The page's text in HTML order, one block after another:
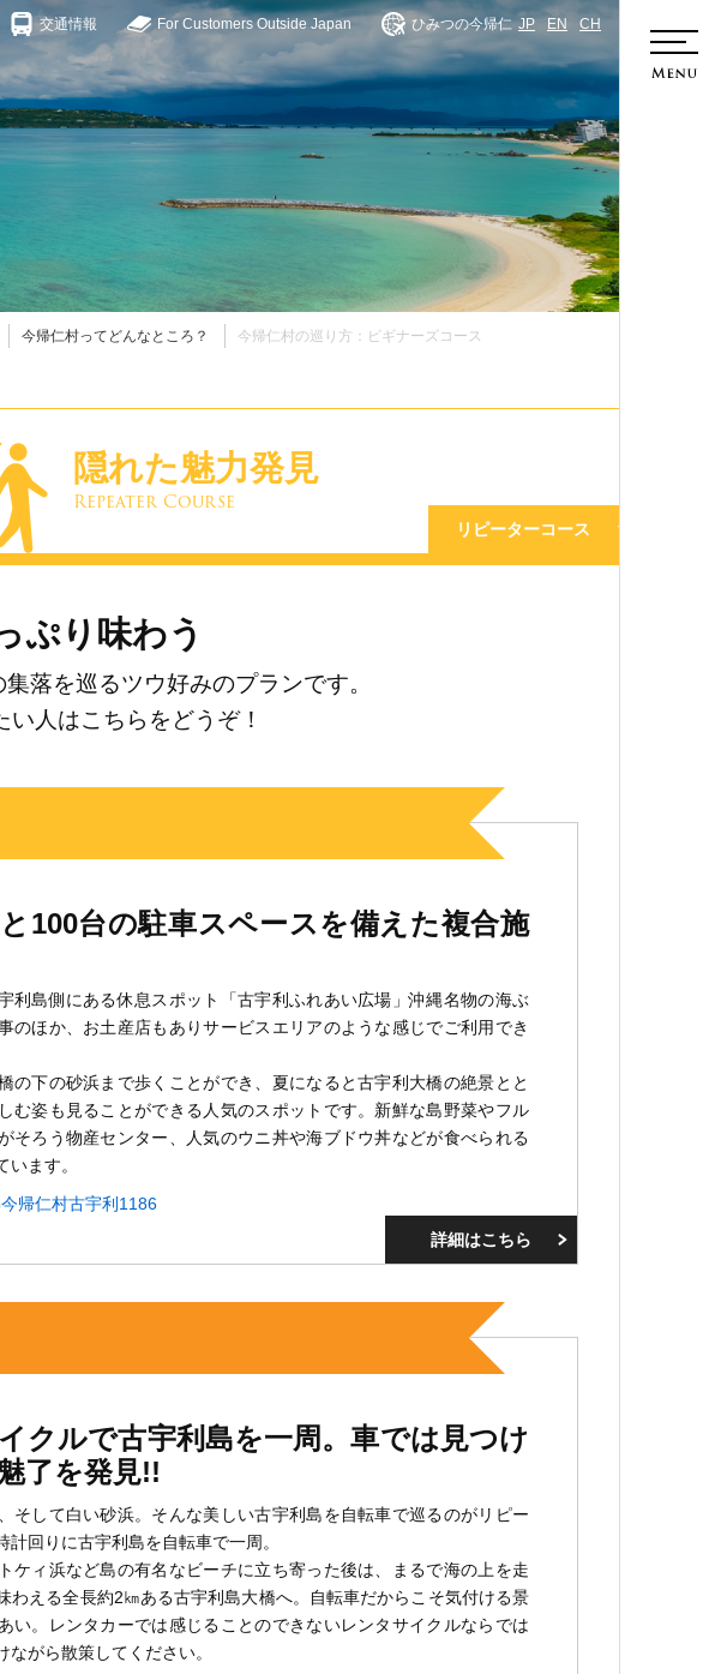
交通情報 For Customers Outside Japan ひみつの今帰仁 JP EN CH
今帰仁村ってどんなところ？ 今帰仁村の巡り方：ビギナーズコース
隠れた魅力発見
Repeater Course
リピーターコース
ぷり味わう
落を巡るツウ好みのプランです。
人はこちらをどうぞ！
100台の駐車スペースを備えた複合施
利島側にある休息スポット「古宇利ふれあい広場」沖縄名物の海ぶ
のほか、お土産店もありサービスエリアのような感じでご利用でき
の下の砂浜まで歩くことができ、夏になると古宇利大橋の絶景とと
む姿も見ることができる人気のスポットです。新鮮な島野菜やフル
そろう物産センター、人気のウニ丼や海ブドウ丼などが食べられる
います。
帰仁村古宇利1186
詳細はこちら
クルで古宇利島を一周。車では見つけ
了を発見!!
そして白い砂浜。そんな美しい古宇利島を自転車で巡るのがリピー
計回りに古宇利島を自転車で一周。
ケィ浜など島の有名なビーチに立ち寄った後は、まるで海の上を走
わえる全長約2㎞ある古宇利島大橋へ。自転車だからこそ気付ける景
い。レンタカーでは感じることのできないレンタサイクルならでは
ながら散策してください。